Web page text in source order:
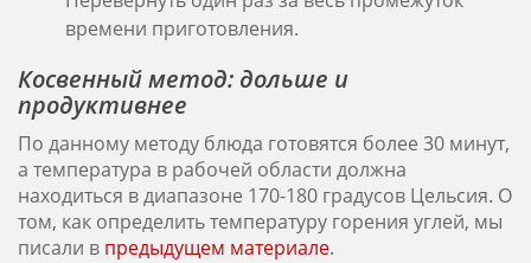
времени приготовления.
Косвенный метод: дольше и
продуктивнее
По данному методу блюда готовятся более 30 минут,
а температура в рабочей области должна
находиться в диапазоне 170-180 градусов Цельсия. О
том, как определить температуру горения углей, мы
писали в предыдущем материале.